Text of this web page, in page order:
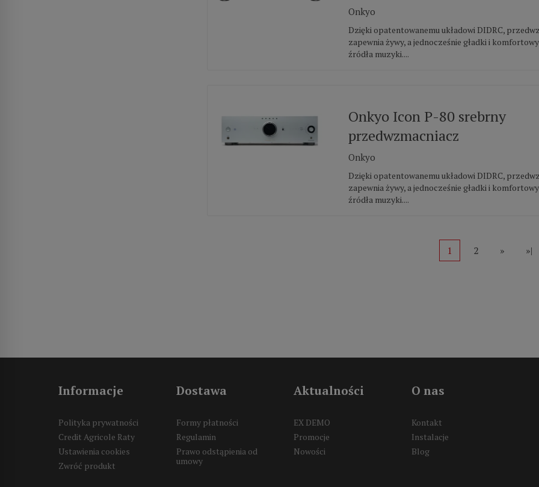
Onkyo
Dzięki opatentowanemu układowi DIDRC,
zapewnia żywy, a jednocześnie gładki i
źródła muzyki....
Onkyo Icon P-80 srebrny
przedwzmacniacz
Onkyo
Dzięki opatentowanemu układowi DIDRC,
zapewnia żywy, a jednocześnie gładki i
źródła muzyki....
1 2 » »|
Informacje
Polityka prywatności
Credit Agricole Raty
Ustawienia cookies
Zwróć produkt
Dostawa
Formy płatności
Regulamin
Prawo odstąpienia od
umowy
Aktualności
EX DEMO
Promocje
Nowości
O nas
Kontakt
Instalacje
Blog